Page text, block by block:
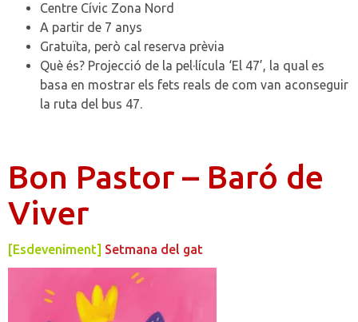
Centre Cívic Zona Nord
A partir de 7 anys
Gratuïta, però cal reserva prèvia
Què és? Projecció de la pel·lícula ‘El 47’, la qual es
basa en mostrar els fets reals de com van aconseguir
la ruta del bus 47.
Bon Pastor – Baró de
Viver
[Esdeveniment] Setmana del gat